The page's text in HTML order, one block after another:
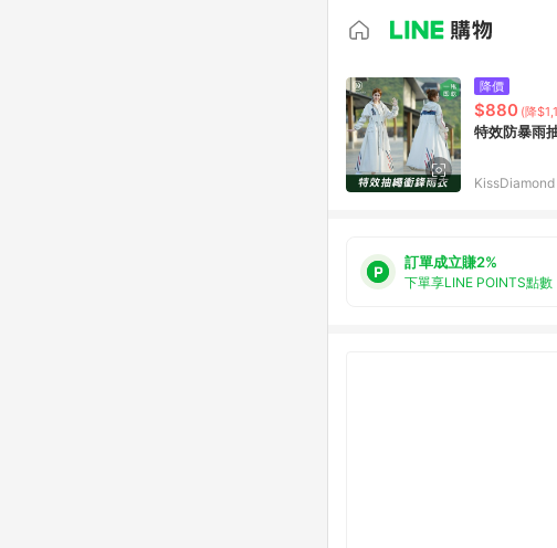
降價
$880 (降
特效防暴雨
KissDiamond
訂單成立賺2%
下單享LINE POINTS點數